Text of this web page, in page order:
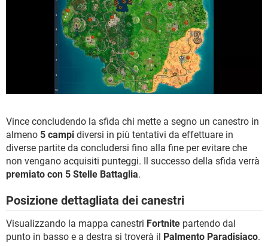
Vince concludendo la sfida chi mette a segno un canestro in
almeno 5 campi diversi in più tentativi da effettuare in
diverse partite da concludersi fino alla fine per evitare che
non vengano acquisiti punteggi. Il successo della sfida verrà
premiato con 5 Stelle Battaglia.
Posizione dettagliata dei canestri
Visualizzando la mappa canestri Fortnite partendo dal
punto in basso e a destra si troverà il Palmento Paradisiaco.